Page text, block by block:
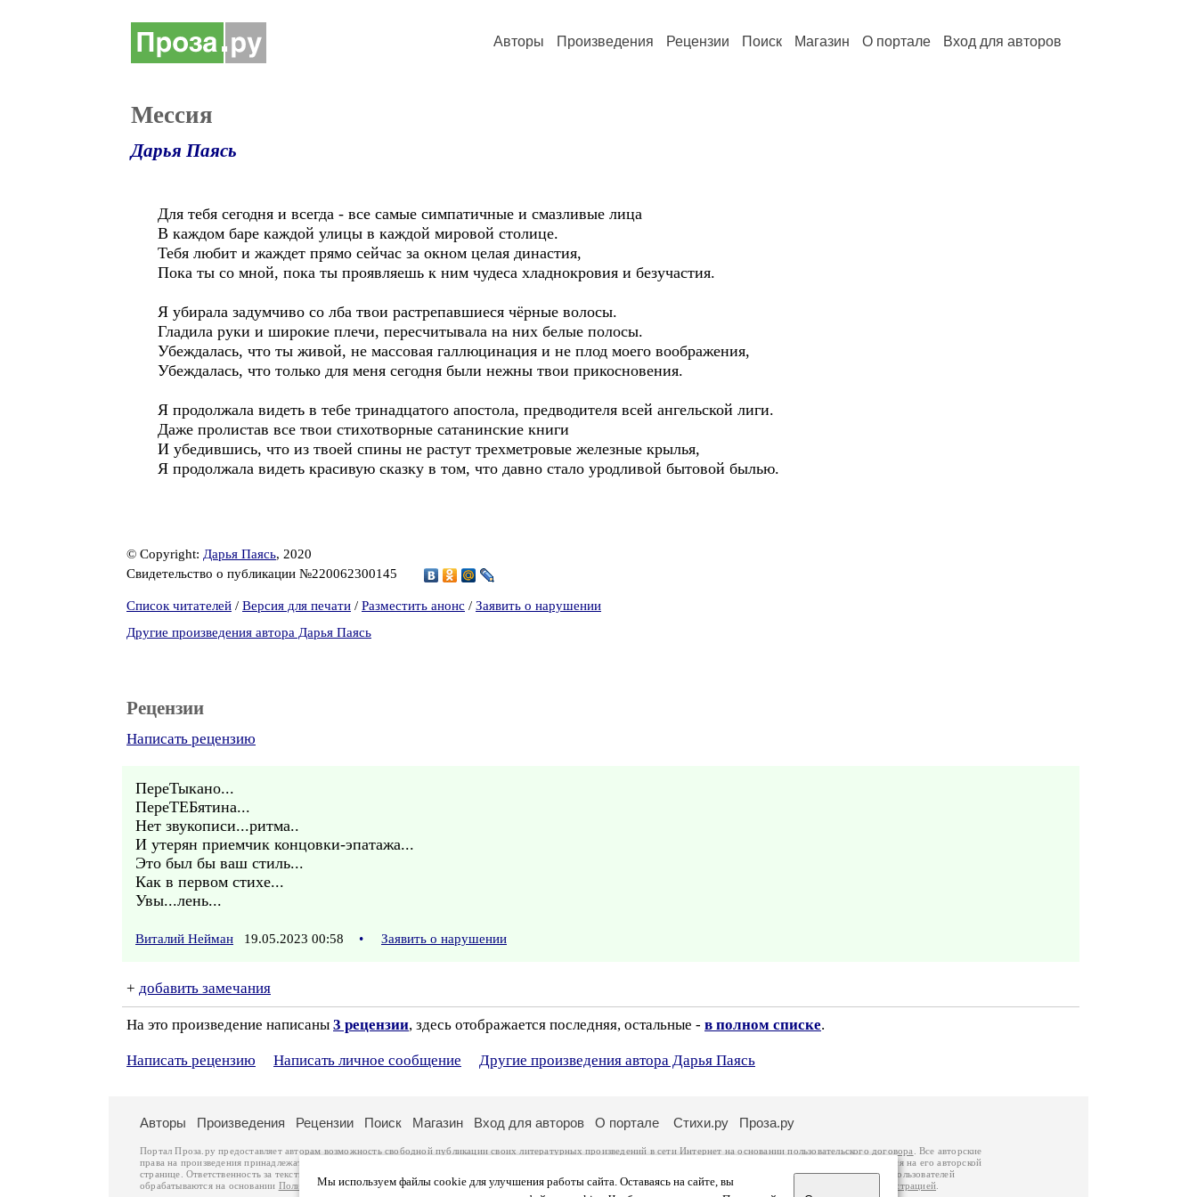
Авторы Произведения Рецензии Поиск Магазин О портале Вход для авторов
Мессия
Дарья Паясь
Для тебя сегодня и всегда - все самые симпатичные и смазливые лица
В каждом баре каждой улицы в каждой мировой столице.
Тебя любит и жаждет прямо сейчас за окном целая династия,
Пока ты со мной, пока ты проявляешь к ним чудеса хладнокровия и безучастия.
Я убирала задумчиво со лба твои растрепавшиеся чёрные волосы.
Гладила руки и широкие плечи, пересчитывала на них белые полосы.
Убеждалась, что ты живой, не массовая галлюцинация и не плод моего воображения,
Убеждалась, что только для меня сегодня были нежны твои прикосновения.
Я продолжала видеть в тебе тринадцатого апостола, предводителя всей ангельской лиги.
Даже пролистав все твои стихотворные сатанинские книги
И убедившись, что из твоей спины не растут трехметровые железные крылья,
Я продолжала видеть красивую сказку в том, что давно стало уродливой бытовой былью.
© Copyright: Дарья Паясь, 2020
Свидетельство о публикации №220062300145
Список читателей / Версия для печати / Разместить анонс / Заявить о нарушении
Другие произведения автора Дарья Паясь
Рецензии
Написать рецензию
ПереТыкано...
ПереТЕБятина...
Нет звукописи...ритма..
И утерян приемчик концовки-эпатажа...
Это был бы ваш стиль...
Как в первом стихе...
Увы...лень...
Виталий Нейман 19.05.2023 00:58 • Заявить о нарушении
+ добавить замечания
На это произведение написаны 3 рецензии, здесь отображается последняя, остальные - в полном списке.
Написать рецензию Написать личное сообщение Другие произведения автора Дарья Паясь
Мы используем файлы cookie для улучшения работы сайта. Оставаясь на сайте, вы
Авторы Произведения Рецензии Поиск Магазин Вход для авторов О портале Стихи.ру Проза.ру
Портал Проза.ру предоставляет авторам возможность свободной публикации своих литературных произведений в сети Интернет на основаниипользовательского договора
. Все авторские
права на произведения принадлежат авторам и охраняются
. Перепечатка произведений возможна только с согласия его автора, к которому вы можете обратиться на его авторской
странице. Ответственность за тексты произведений авторы несут самостоятельно на основании
законодательства Российской Федерации. Данные пользователей
обрабатываются на основании Политики обработки персональных данных. Вы также можете посмотреть более подробнуюинформацию о портале связаться с администрацией